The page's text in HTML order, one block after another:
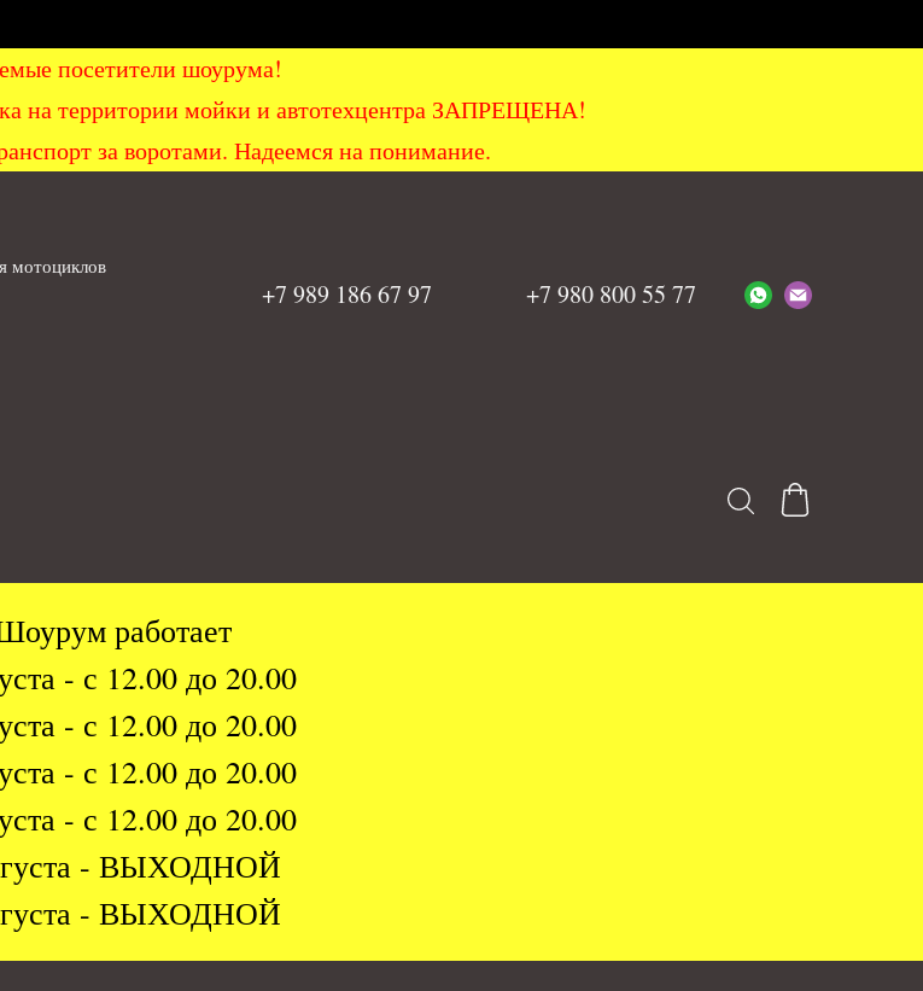
посетители шоурума!
на территории мойки и автотехцентра ЗАПРЕЩЕНА!
за воротами. Надеемся на понимание.
мотоциклов
+7 980 800 55 77
+7 989 186 67 97
работает
- с 12.00 до 20.00
- с 12.00 до 20.00
- с 12.00 до 20.00
- с 12.00 до 20.00
- ВЫХОДНОЙ
- ВЫХОДНОЙ